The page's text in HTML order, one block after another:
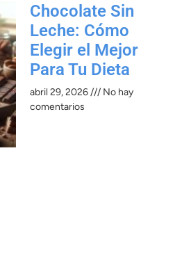
Chocolate Sin
Leche: Cómo
Elegir el Mejor
Para Tu Dieta
abril 29, 2026
No hay
comentarios